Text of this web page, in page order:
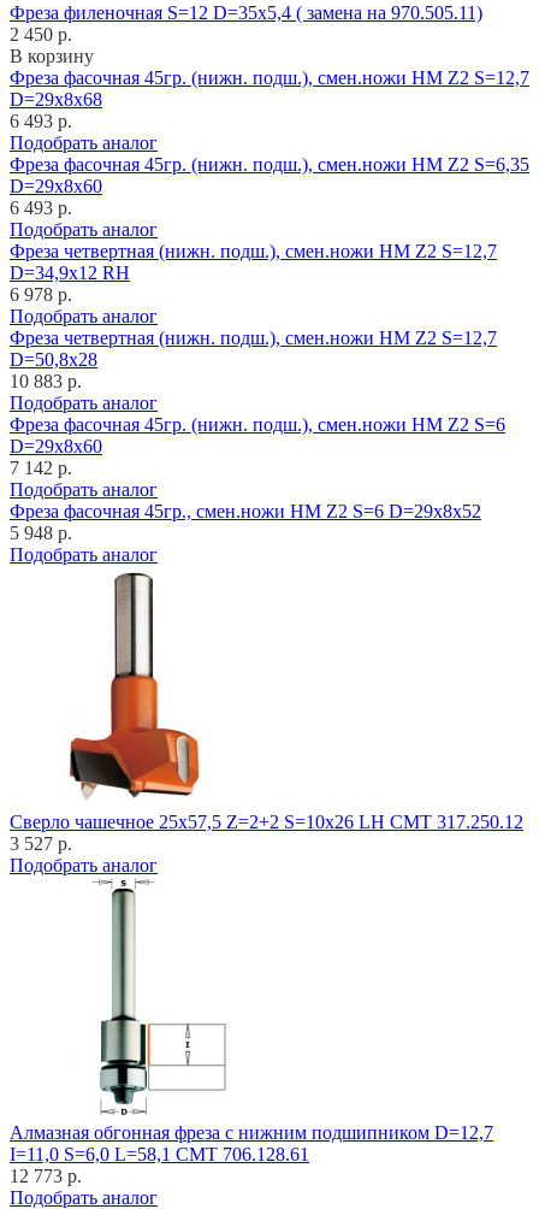
Фреза филеночная S=12 D=35x5,4 ( замена на 970.505.11)
2 450 р.
В корзину
Фреза фасочная 45гр. (нижн. подш.), смен.ножи HM Z2 S=12,7
D=29x8x68
6 493 р.
Подобрать аналог
Фреза фасочная 45гр. (нижн. подш.), смен.ножи HM Z2 S=6,35
D=29x8x60
6 493 р.
Подобрать аналог
Фреза четвертная (нижн. подш.), смен.ножи HM Z2 S=12,7
D=34,9x12 RH
6 978 р.
Подобрать аналог
Фреза четвертная (нижн. подш.), смен.ножи HM Z2 S=12,7
D=50,8x28
10 883 р.
Подобрать аналог
Фреза фасочная 45гр. (нижн. подш.), смен.ножи HM Z2 S=6
D=29x8x60
7 142 р.
Подобрать аналог
Фреза фасочная 45гр., смен.ножи HM Z2 S=6 D=29x8x52
5 948 р.
Подобрать аналог
Cверло чашечное 25x57,5 Z=2+2 S=10x26 LH CMT 317.250.12
3 527 р.
Подобрать аналог
Алмазная обгонная фреза с нижним подшипником D=12,7
I=11,0 S=6,0 L=58,1 CMT 706.128.61
12 773 р.
Подобрать аналог